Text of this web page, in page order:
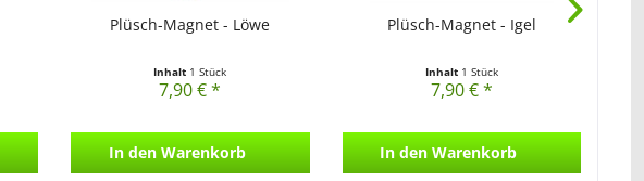
Plüsch-Magnet - Löwe
Inhalt 1 Stück
7,90 € *
In den Warenkorb
Plüsch-Magnet - Igel
Inhalt 1 Stück
7,90 € *
In den Warenkorb